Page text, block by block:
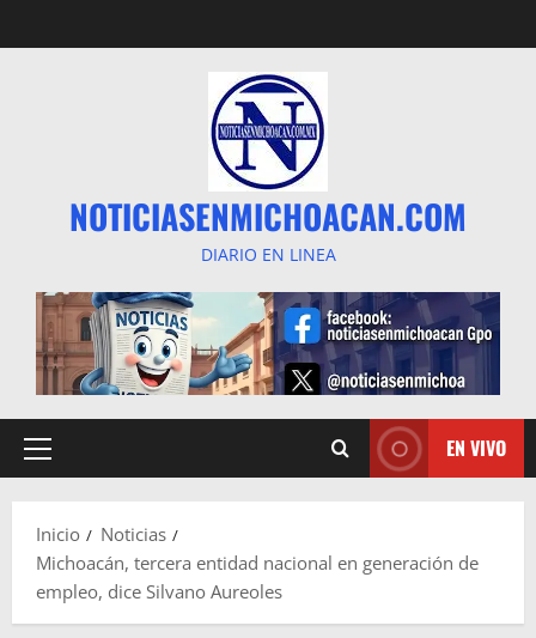
al
NOTICIASENMICHOACAN.COM
DIARIO EN LINEA
Menú
EN VIVO
Inicio
Noticias
Michoacán, tercera entidad nacional en generación de
empleo, dice Silvano Aureoles